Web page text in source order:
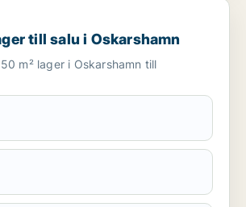
salu i Oskarshamn
till salu i Oskarshamn
m² lager i Oskarshamn till